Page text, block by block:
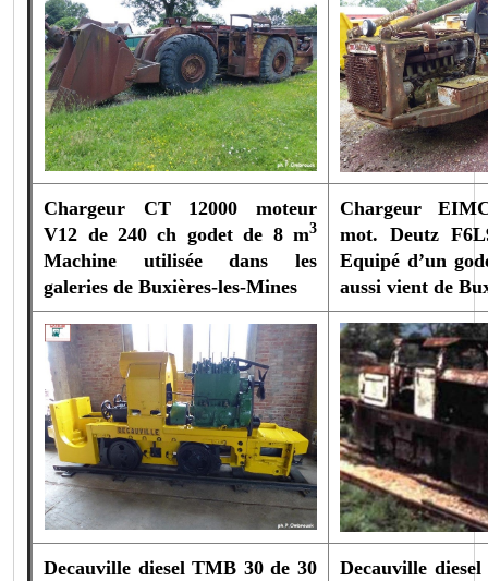
Chargeur CT 12000 moteur
V12 de 240 ch godet de 8 m3
Machine utilisée dans les
galeries de Buxières-les-Mines
Chargeur
mot. Deutz
Equipé d’un
aussi vient de
Decauville diesel TMB 30 de 30
Decauville